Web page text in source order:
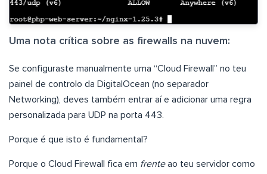
Uma nota crítica sobre as firewalls na nuvem:
Se configuraste manualmente uma “Cloud Firewall” no teu
painel de controlo da DigitalOcean (no separador
Networking), deves também entrar aí e adicionar uma regra
personalizada para UDP na porta 443.
Porque é que isto é fundamental?
Porque o Cloud Firewall fica em frenteao teu servidor como